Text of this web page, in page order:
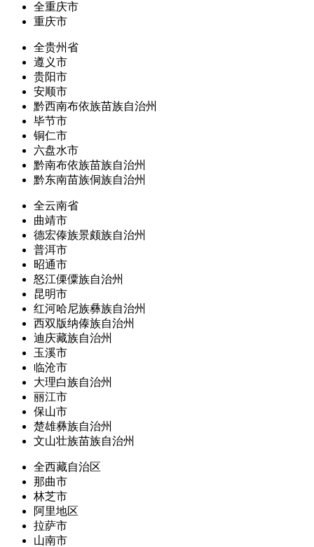
全重庆市
重庆市
全贵州省
遵义市
贵阳市
安顺市
黔西南布依族苗族自治州
毕节市
铜仁市
六盘水市
黔南布依族苗族自治州
黔东南苗族侗族自治州
全云南省
曲靖市
德宏傣族景颇族自治州
普洱市
昭通市
怒江傈僳族自治州
昆明市
红河哈尼族彝族自治州
西双版纳傣族自治州
迪庆藏族自治州
玉溪市
临沧市
大理白族自治州
丽江市
保山市
楚雄彝族自治州
文山壮族苗族自治州
全西藏自治区
那曲市
林芝市
阿里地区
拉萨市
山南市